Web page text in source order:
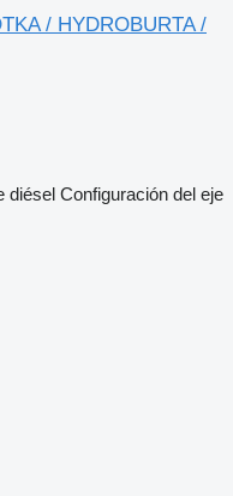
/ HYDROBURTA /
diésel Configuración del eje